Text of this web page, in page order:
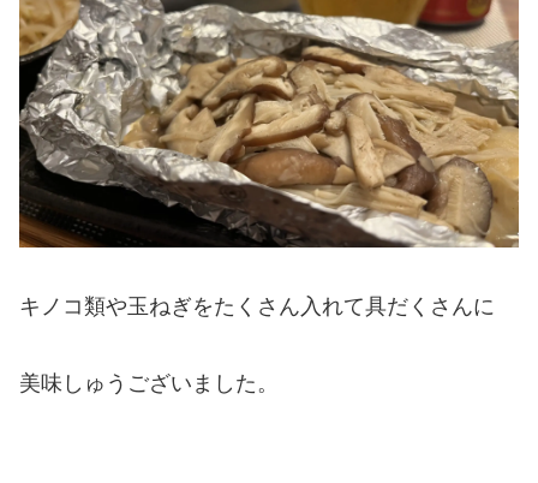
キノコ類や玉ねぎをたくさん入れて具だくさんに
美味しゅうございました。